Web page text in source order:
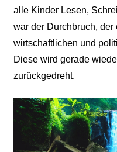
alle Kinder Lesen,
war der Durchbruch,
wirtschaftlichen und
Diese wird gerade
zurückgedreht.